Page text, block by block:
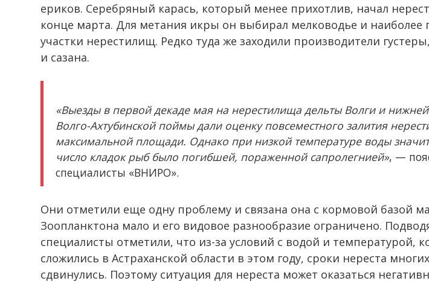
ериков. Серебряный карась, который менее прихотлив, начал
конце марта. Для метания икры он выбирал мелководье и наиболее
участки нерестилищ. Редко туда же заходили производители
и сазана.
«Выезды в первой декаде мая на нерестилища дельты Волги и
Волго-Ахтубинской поймы дали оценку повсеместного залития
максимальной площади. Однако при низкой температуре воды
число кладок рыб было погибшей, пораженной сапролегнией», —
специалисты «ВНИРО».
Они отметили еще одну проблему и связана она с кормовой базой
Зоопланктона мало и его видовое разнообразие ограничено.
специалисты отметили, что из-за условий с водой и температурой,
сложились в Астраханской области в этом году, сроки нереста
сдвинулись. Поэтому ситуация для нереста может оказаться